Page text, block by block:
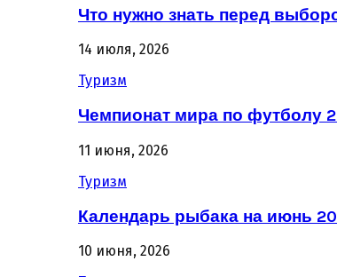
Что нужно знать перед
14 июля, 2026
Туризм
Чемпионат мира по футболу
11 июня, 2026
Туризм
Календарь рыбака на июнь
10 июня, 2026